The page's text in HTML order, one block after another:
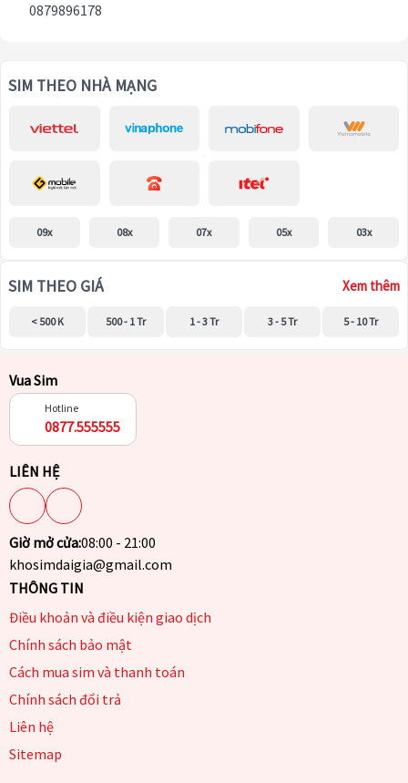
0879896178
SIM THEO NHÀ MẠNG
09x 08x 07x 05x 03x
SIM THEO GIÁ Xem thêm
< 500 K 500 - 1 Tr 1 - 3 Tr 3 - 5 Tr 5 - 10 Tr
Vua Sim
Hotline
0877.555555
LIÊN HỆ
Giờ mở cửa:08:00 - 21:00
khosimdaigia@gmail.com
THÔNG TIN
Điều khoản và điều kiện giao dịch
Chính sách bảo mật
Cách mua sim và thanh toán
Chính sách đổi trả
Liên hệ
Sitemap